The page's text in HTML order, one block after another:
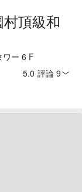
頂級和
ワー 6 F
5.0 評論 9